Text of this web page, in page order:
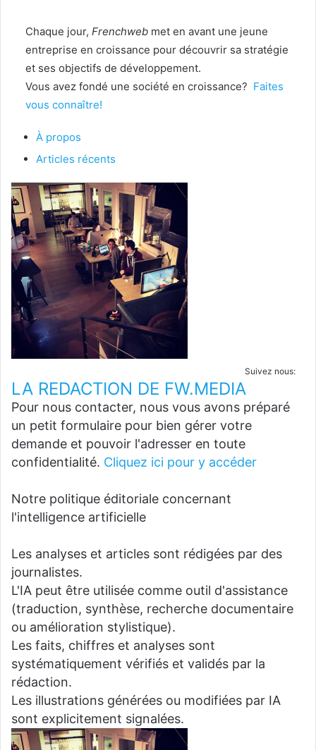
Chaque jour, Frenchweb met en avant une jeune
entreprise en croissance pour découvrir sa stratégie
et ses objectifs de développement.
Vous avez fondé une société en croissance? Faites
vous connaître!
À propos
Articles récents
Suivez nous:
LA REDACTION DE FW.MEDIA
Pour nous contacter, nous vous avons préparé
un petit formulaire pour bien gérer votre
demande et pouvoir l'adresser en toute
confidentialité. Cliquez ici pour y accéder
Notre politique éditoriale concernant
l'intelligence artificielle
Les analyses et articles sont rédigées par des
journalistes.
L'IA peut être utilisée comme outil d'assistance
(traduction, synthèse, recherche documentaire
ou amélioration stylistique).
Les faits, chiffres et analyses sont
systématiquement vérifiés et validés par la
rédaction.
Les illustrations générées ou modifiées par IA
sont explicitement signalées.